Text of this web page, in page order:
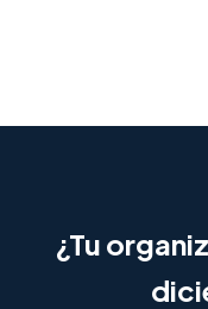
¿Tu